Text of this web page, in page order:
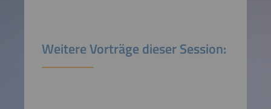
Weitere Vorträge dieser Session: